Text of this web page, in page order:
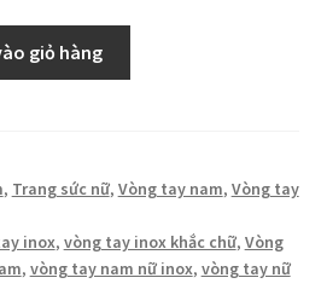
giỏ hàng
, Trang sức nữ, Vòng tay nam, Vòng tay
inox, vòng tay inox khắc chữ, Vòng
, vòng tay nam nữ inox, vòng tay nữ